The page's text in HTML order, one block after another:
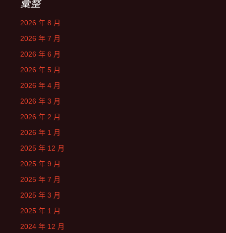
彙整
2026 年 8 月
2026 年 7 月
2026 年 6 月
2026 年 5 月
2026 年 4 月
2026 年 3 月
2026 年 2 月
2026 年 1 月
2025 年 12 月
2025 年 9 月
2025 年 7 月
2025 年 3 月
2025 年 1 月
2024 年 12 月